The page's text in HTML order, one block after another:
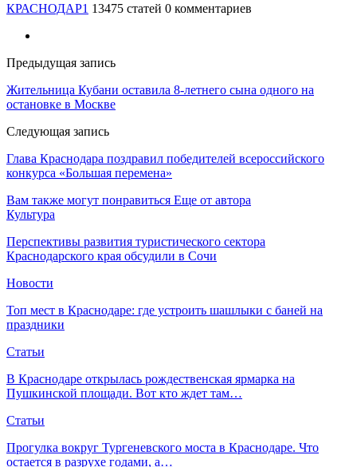
КРАСНОДАР1 13475 статей 0 комментариев
Предыдущая запись
Жительница Кубани оставила 8-летнего сына одного на
остановке в Москве
Следующая запись
Глава Краснодара поздравил победителей всероссийского
конкурса «Большая перемена»
Вам также могут понравиться Еще от автора
Культура
Перспективы развития туристического сектора
Краснодарского края обсудили в Сочи
Новости
Топ мест в Краснодаре: где устроить шашлыки с баней на
праздники
Статьи
В Краснодаре открылась рождественская ярмарка на
Пушкинской площади. Вот кто ждет там…
Статьи
Прогулка вокруг Тургеневского моста в Краснодаре. Что
остается в разрухе годами, а…